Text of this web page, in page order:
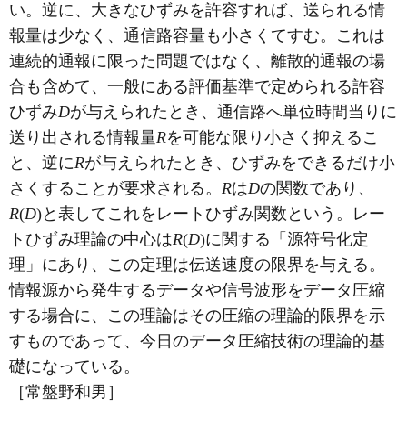
い。逆に、大きなひずみを許容すれば、送られる情
報量は少なく、通信路容量も小さくてすむ。これは
連続的通報に限った問題ではなく、離散的通報の場
合も含めて、一般にある評価基準で定められる許容
ひずみDが与えられたとき、通信路へ単位時間当りに
送り出される情報量Rを可能な限り小さく抑えるこ
と、逆にRが与えられたとき、ひずみをできるだけ小
さくすることが要求される。 RはDの関数であり、
R(D)と表してこれをレートひずみ関数という。レー
トひずみ理論の中心はR(D)に関する「源符号化定
理」にあり、この定理は伝送速度の限界を与える。
情報源から発生するデータや信号波形をデータ圧縮
する場合に、この理論はその圧縮の理論的限界を示
すものであって、今日のデータ圧縮技術の理論的基
礎になっている。
［常盤野和男］